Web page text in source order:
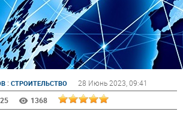
: СТРОИТЕЛЬСТВО 28 Июнь 2023 , 09:41
25
1368